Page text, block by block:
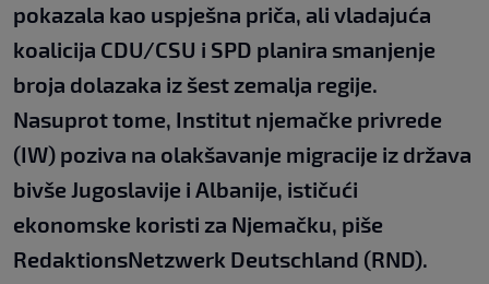
pokazala kao uspješna priča, ali vladajuća
koalicija CDU/CSU i SPD planira smanjenje
broja dolazaka iz šest zemalja regije.
Nasuprot tome, Institut njemačke privrede
(IW) poziva na olakšavanje migracije iz država
bivše Jugoslavije i Albanije, ističući
ekonomske koristi za Njemačku, piše
RedaktionsNetzwerk Deutschland (RND).